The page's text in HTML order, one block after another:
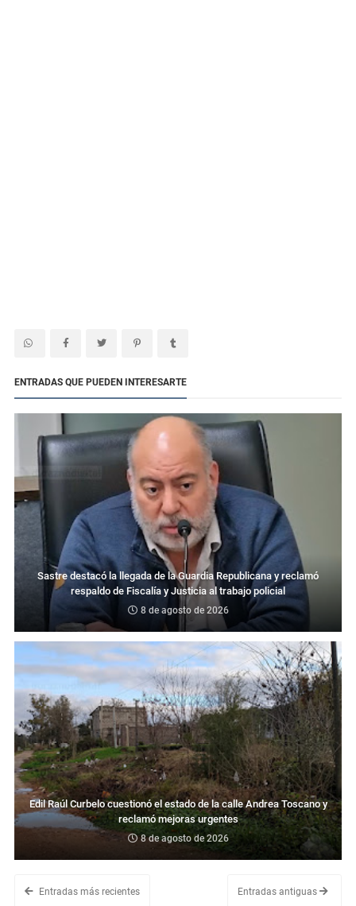
ENTRADAS QUE PUEDEN INTERESARTE
Sastre destacó la llegada de la Guardia Republicana y reclamó
respaldo de Fiscalía y Justicia al trabajo policial
8 de agosto de 2026
Edil Raúl Curbelo cuestionó el estado de la calle Andrea Toscano y
reclamó mejoras urgentes
8 de agosto de 2026
Entradas más recientes Entradas antiguas